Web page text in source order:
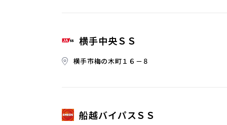
横手中央ＳＳ
横手市梅の木町１６－８
船越バイパスＳＳ